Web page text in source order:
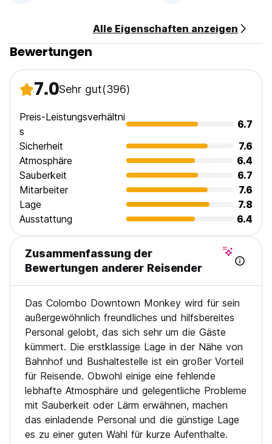
Alle Eigenschaften anzeigen
Bewertungen
7.0Sehr gut(396)
Preis-Leistungsverhältni
s
6.7
Sicherheit
7.6
Atmosphäre
6.4
Sauberkeit
6.7
Mitarbeiter
7.6
Lage
7.8
Ausstattung
6.4
Zusammenfassung der
Bewertungen anderer Reisender
Das Colombo Downtown Monkey wird für sein
außergewöhnlich freundliches und hilfsbereites
Personal gelobt, das sich sehr um die Gäste
kümmert. Die erstklassige Lage in der Nähe von
Bahnhof und Bushaltestelle ist ein großer Vorteil
für Reisende. Obwohl einige eine fehlende
lebhafte Atmosphäre und gelegentliche Probleme
mit Sauberkeit oder Lärm erwähnen, machen
das einladende Personal und die günstige Lage
es zu einer guten Wahl für kurze Aufenthalte.